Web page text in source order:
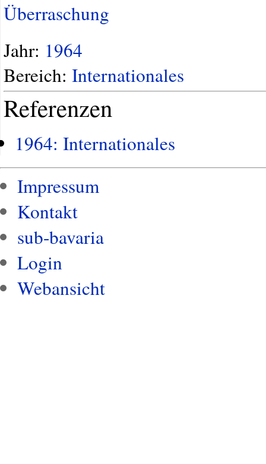
Überraschung
Jahr: 1964
Bereich: Internationales
Referenzen
1964: Internationales
Impressum
Kontakt
sub-bavaria
Login
Webansicht